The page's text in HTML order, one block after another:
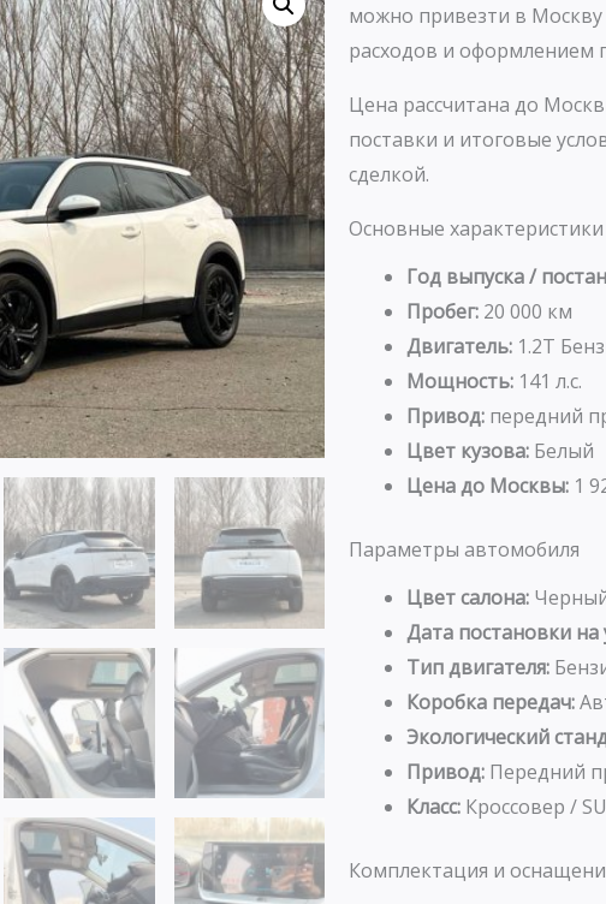
можно привезти в
расходов и оформлением
Цена рассчитана до
поставки и итоговые
сделкой.
Основные характеристики
Год выпуска /
Пробег: 20 000 км
Двигатель: 1.2T
Мощность: 141 л.с.
Привод: передний
Цвет кузова: Белый
Цена до Москвы: 1
Параметры автомобиля
Цвет салона:
Дата постановки на
Тип двигателя:
Коробка передач:
Экологический
Привод: Передний
Класс: Кроссовер /
Комплектация и